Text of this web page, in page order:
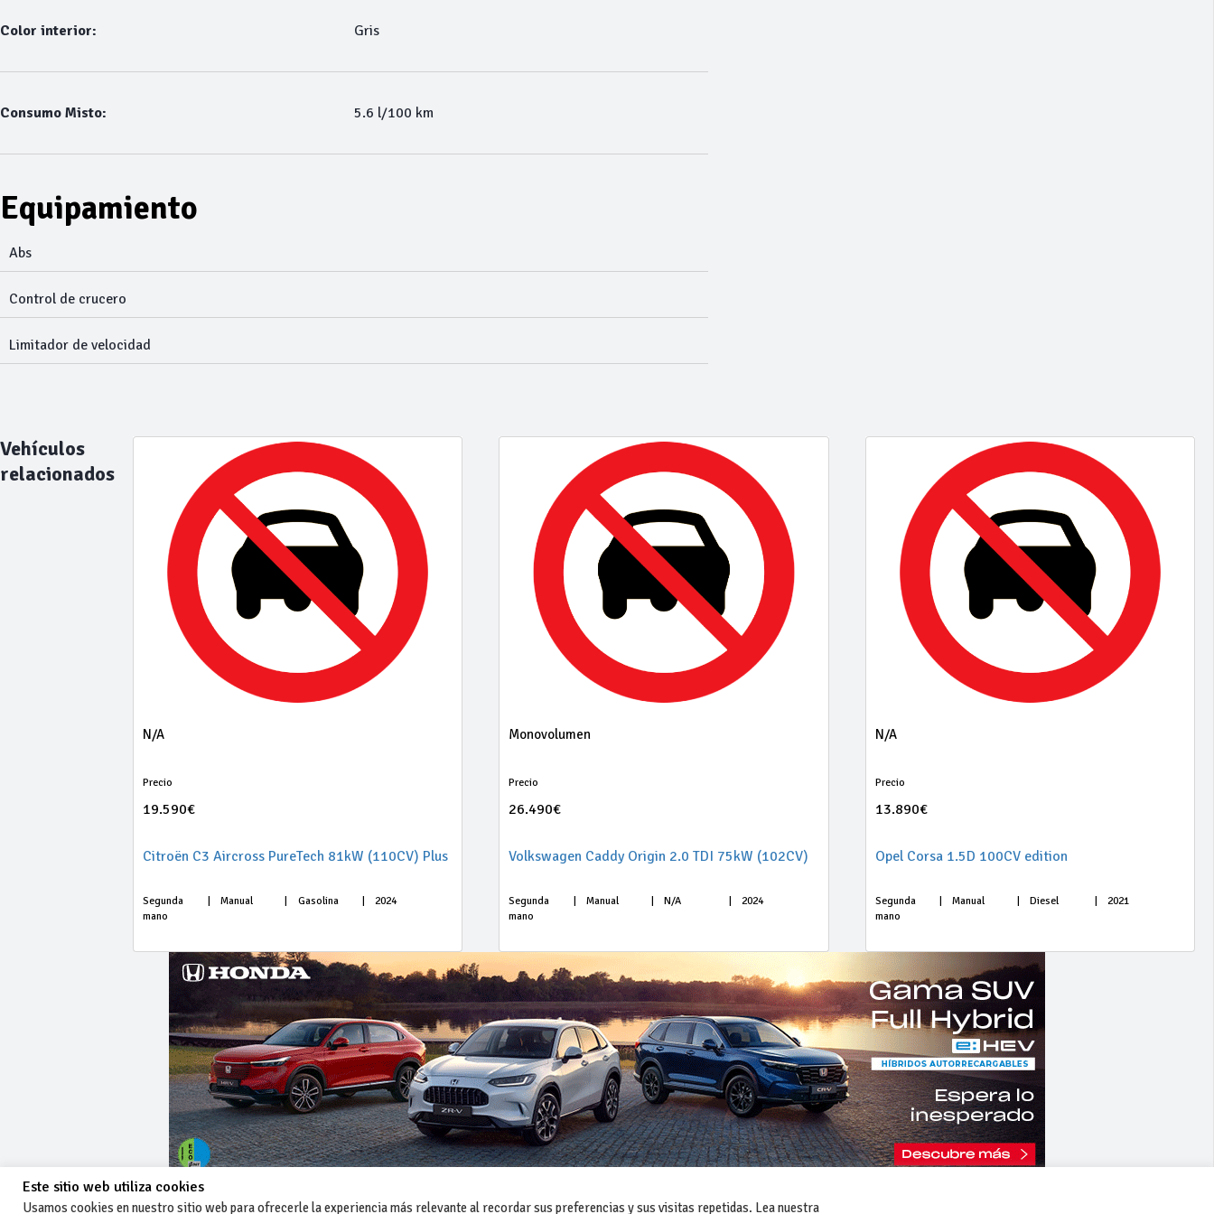
Color interior: Gris
Consumo Misto: 5.6 l/100 km
Equipamiento
Abs
Control de crucero
Limitador de velocidad
Vehículos
relacionados
N/A
Precio
19.590€
Citroën C3 Aircross PureTech 81kW (110CV) Plus
Segunda
mano
Manual Gasolina 2024
Monovolumen
Precio
26.490€
Volkswagen Caddy Origin 2.0 TDI 75kW (102CV)
Segunda
mano
Manual N/A 2024
N/A
Precio
13.890€
Opel Corsa 1.5D 100CV edition
Segunda
mano
Manual Diesel 2021
Este sitio web utiliza cookies
Usamos cookies en nuestro sitio web para ofrecerle la experiencia más relevante al recordar sus preferencias y sus visitas repetidas. Lea nuestra